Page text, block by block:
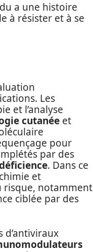
a une histoire
à résister et à se
Les
et l’analyse
cutanée et
pour
par des
. Dans ce
et
notamment
ciblée par des
d’antiviraux